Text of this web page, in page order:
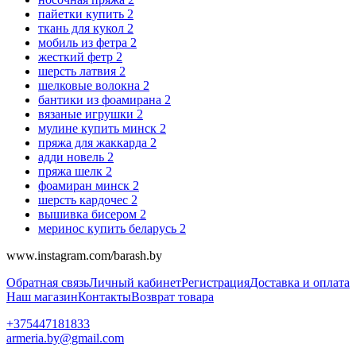
пайетки купить 2
ткань для кукол 2
мобиль из фетра 2
жесткий фетр 2
шерсть латвия 2
шелковые волокна 2
бантики из фоамирана 2
вязаные игрушки 2
мулине купить минск 2
пряжа для жаккарда 2
адди новель 2
пряжа шелк 2
фоамиран минск 2
шерсть кардочес 2
вышивка бисером 2
меринос купить беларусь 2
www.instagram.com/barash.by
Обратная связьЛичный кабинетРегистрацияДоставка и оплата
Наш магазинКонтактыВозврат товара
+375447181833
armeria.by@gmail.com